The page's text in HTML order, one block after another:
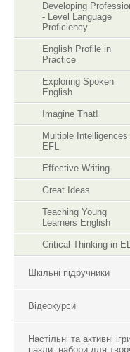
Developing
- Level Language
Proficiency
English Profile in
Practice
Exploring Spoken
English
Imagine That!
Multiple Intelligences
EFL
Effective Writing
Great Ideas
Teaching Young
Learners English
Critical Thinking in
Шкільні підручники
Відеокурси
Настільні та активні
пазли, набори для